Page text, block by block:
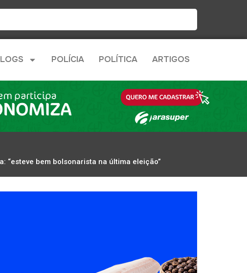
POLÍCIA POLÍTICA ARTIGOS
“esteve bem bolsonarista na última eleição”